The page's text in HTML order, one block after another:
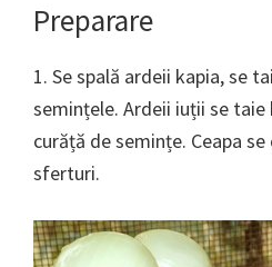
Preparare
1. Se spală ardeii kapia, se
semințele. Ardeii iuții se taie
curăță de semințe. Ceapa
sferturi.